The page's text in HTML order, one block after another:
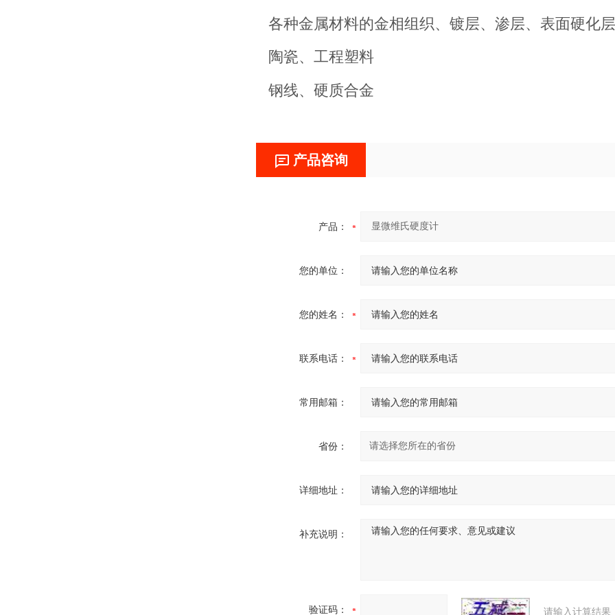
各种金属材料的金相组织、镀层、渗层、表面硬化
陶瓷、工程塑料
钢线、硬质合金
产品咨询
产品：
您的单位：
您的姓名：
联系电话：
常用邮箱：
省份：
详细地址：
补充说明：
验证码： 请输入计算结果